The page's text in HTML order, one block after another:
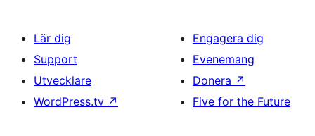
Lär dig
Support
Utvecklare
WordPress.tv ↗
Engagera dig
Evenemang
Donera ↗
Five for the Future